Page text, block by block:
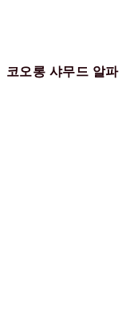
코오롱 샤무드 알파